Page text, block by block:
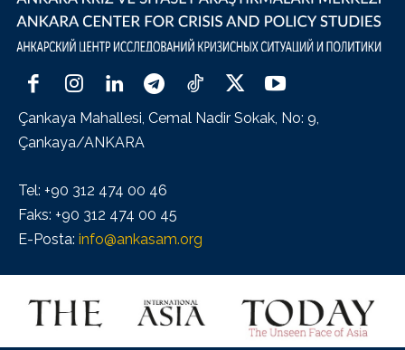
Çankaya Mahallesi, Cemal Nadir Sokak, No: 9,
Çankaya/ANKARA
Tel: +90 312 474 00 46
Faks: +90 312 474 00 45
E-Posta: info@ankasam.org